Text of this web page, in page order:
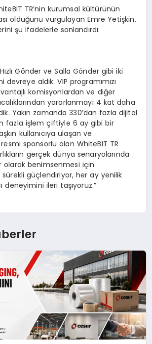
TR’nin kurumsal kültürünün
olduğunu vurgulayan Emre Yetişkin,
şu ifadelerle sonlandırdı:
Gönder ve Salla Gönder gibi iki
aldık. VIP programımızı
komisyonlardan ve diğer
yararlanmayı 4 kat daha
Yakın zamanda 330’dan fazla dijital
fazla işlem çiftiyle 6 ay gibi bir
kullanıcıya ulaşan ve
sponsorlu olan WhiteBIT TR
gerçek dünya senaryolarında
olarak benimsenmesi için
güçlendiriyor, her ay yenilik
deneyimini ileri taşıyoruz.”